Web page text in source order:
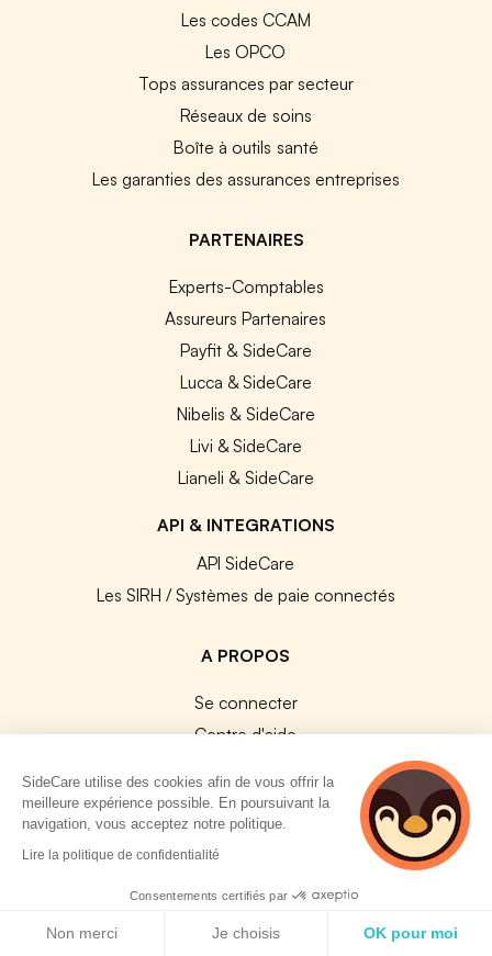
Les codes CCAM
Les OPCO
Tops assurances par secteur
Réseaux de soins
Boîte à outils santé
Les garanties des assurances entreprises
PARTENAIRES
Experts-Comptables
Assureurs Partenaires
Payfit & SideCare
Lucca & SideCare
Nibelis & SideCare
Livi & SideCare
Lianeli & SideCare
API & INTEGRATIONS
API SideCare
Les SIRH / Systèmes de paie connectés
A PROPOS
Se connecter
Centre d'aide
Notre équipe
Témoignages
Travailler chez SideCare
Mentions légales
CGU & RGPD
SideCare utilise des cookies afin de vous offrir la
meilleure expérience possible. En poursuivant la
navigation, vous acceptez notre politique.
Lire la politique de confidentialité
Consentements certifiés par
Non merci Je choisis OK pour moi
2 personnes
consultent
actuellement cette